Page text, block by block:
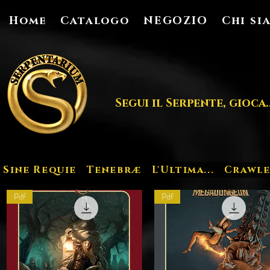
Home Catalogo NEGOZIO Chi
Segui il Serpente,
Sine Requie Tenebræ L'Ultima...
Pdf Pdf